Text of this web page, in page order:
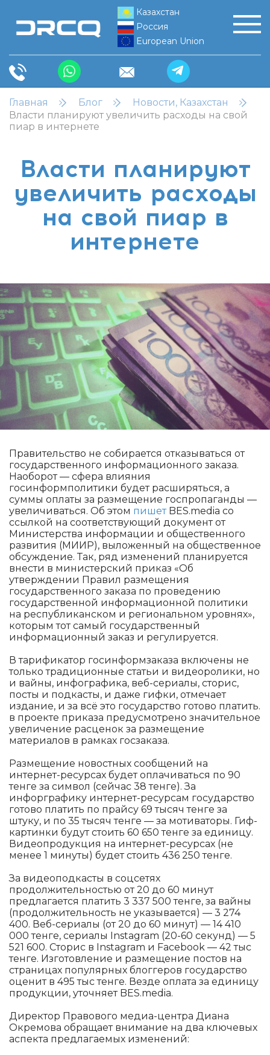
Казахстан
Россия
European Union
Главная Блог
Новости, Казахстан
Власти планируют увеличить расходы на свой
пиар в интернете
Власти планируют
увеличить расходы
на свой пиар в
интернете
Правительство не собирается отказываться от
государственного информационного заказа.
Наоборот — сфера влияния
госинформполитики будет расширяться, а
суммы оплаты за размещение госпропаганды —
увеличиваться. Об этом пишетBES.media со
ссылкой на соответствующий документ от
Министерства информации и общественного
развития (МИИР), выложенный на общественное
обсуждение. Так, ряд изменений планируется
внести в министерский приказ «Об
утверждении Правил размещения
государственного заказа по проведению
государственной информационной политики
на республиканском и региональном уровнях»,
которым тот самый государственный
информационный заказ и регулируется.
В тарификатор госинформзаказа включены не
только традиционные статьи и видеоролики, но
и вайны, инфографика, веб-сериалы, сторис,
посты и подкасты, и даже гифки, отмечает
издание, и за всё это государство готово платить.
в проекте приказа предусмотрено значительное
увеличение расценок за размещение
материалов в рамках госзаказа.
Размещение новостных сообщений на
интернет-ресурсах будет оплачиваться по 90
тенге за символ (сейчас 38 тенге). За
инфорграфику интернет-ресурсам государство
готово платить по прайсу 69 тысяч тенге за
штуку, и по 35 тысяч тенге — за мотиваторы. Гиф-
картинки будут стоить 60 650 тенге за единицу.
Видеопродукция на интернет-ресурсах (не
менее 1 минуты) будет стоить 436 250 тенге.
За видеоподкасты в соцсетях
продолжительностью от 20 до 60 минут
предлагается платить 3 337 500 тенге, за вайны
(продолжительность не указывается) — 3 274
400. Веб-сериалы (от 20 до 60 минут) — 14 410
000 тенге, сериалы Instagram (20-60 секунд) — 5
521 600. Сторис в Instagram и Facebook — 42 тыс
тенге. Изготовление и размещение постов на
страницах популярных блоггеров государство
оценит в 495 тыс тенге. Везде оплата за единицу
продукции, уточняет BES.media.
Директор Правового медиа-центра Диана
Окремова обращает внимание на два ключевых
аспекта предлагаемых изменений: